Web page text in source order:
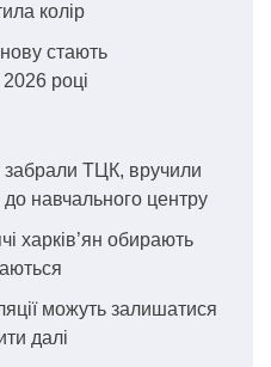
колір
стають
році
ТЦК, вручили
до навчального центру
харків’ян обирають
можуть залишатися
далі